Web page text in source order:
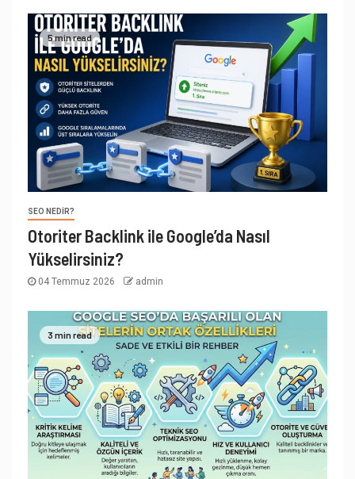
5 min read
SEO NEDIR?
Otoriter Backlink ile Google’da Nasıl
Yükselirsiniz?
04 Temmuz 2026 admin
3 min read